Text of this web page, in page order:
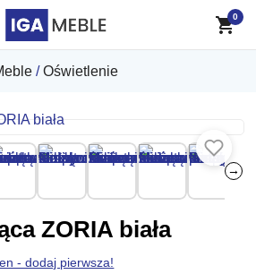
/Oświetlenie
→
ZORIA biała
- dodaj pierwsza!
0